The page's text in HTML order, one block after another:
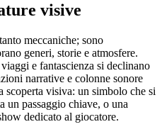
visive
meccaniche; sono
generi, storie e atmosfere.
e fantascienza si declinano
narrative e colonne sonore
scoperta visiva: un simbolo che si
un passaggio chiave, o una
dedicato al giocatore.